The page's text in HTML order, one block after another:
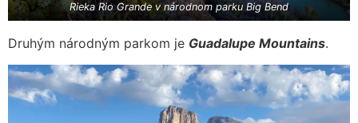
Rieka Rio Grande v národnom parku Big Bend
Druhým národným parkom je Guadalupe Mountains.